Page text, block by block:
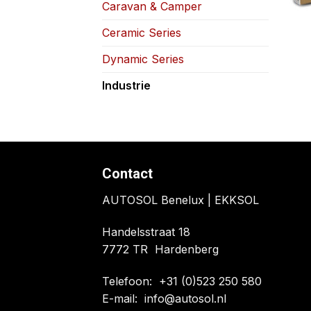
Caravan & Camper
Ceramic Series
Dynamic Series
Industrie
Contact
AUTOSOL Benelux | EKKSOL
Handelsstraat 18
7772 TR Hardenberg
Telefoon: +31 (0)523 250 580
E-mail: info@autosol.nl